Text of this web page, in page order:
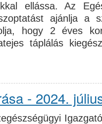
ellássa. Az
ajánlja a
hogy 2 éves
táplálás
- 2024.